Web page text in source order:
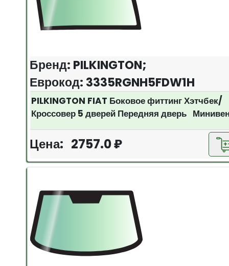
Бренд: PILKINGTON;
Еврокод: 3335RGNH5FDW1H
PILKINGTON FIAT Боковое фиттинг Хэтчбек/
Кроссовер 5 дверей Передняя дверь
Цена: 2757.0 ₽